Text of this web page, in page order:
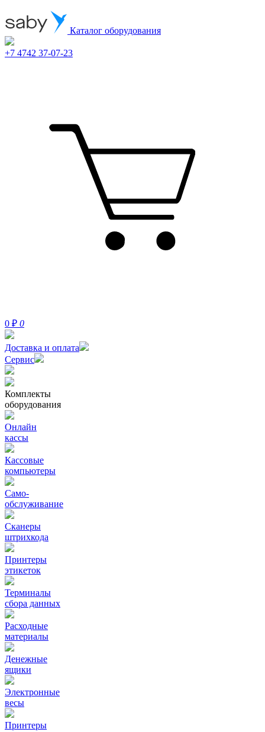
Каталог оборудования
+7 4742 37-07-23
0 ₽ 0
Доставка и оплата
Сервис
Комплекты
оборудования
Онлайн
кассы
Кассовые
компьютеры
Само-
обслуживание
Сканеры
штрихкода
Принтеры
этикеток
Терминалы
сбора данных
Расходные
материалы
Денежные
ящики
Электронные
весы
Принтеры